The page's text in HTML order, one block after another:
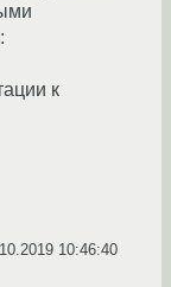
к
10:46:40